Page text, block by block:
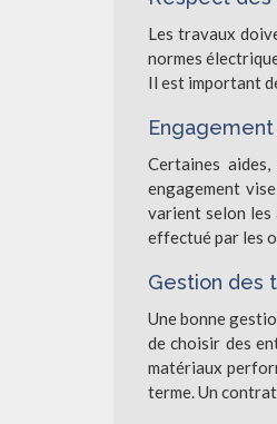
Les travaux
normes
Il est important
Certaines
engagement
varient selon les
effectué par les
Gestion des
Une bonne
de choisir des
matériaux
terme. Un